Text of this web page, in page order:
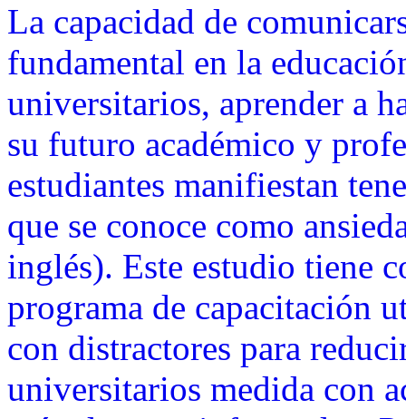
La capacidad de
fundamental en la
universitarios, aprender a
su futuro académico y
estudiantes manifiestan
que se conoce como
inglés). Este estudio tiene
programa de capacitación
con distractores para
universitarios medida con